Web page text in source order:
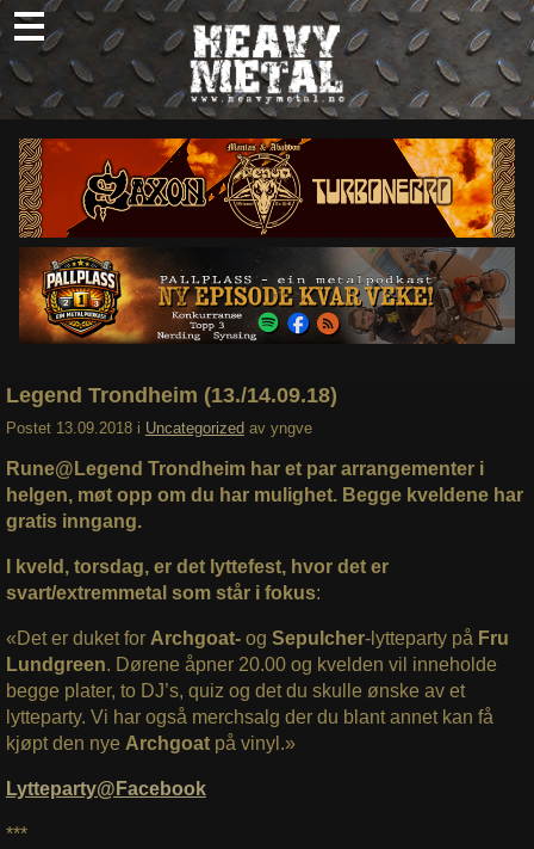
Skip
to
content
Nyheter
Omtaler
Intervjuer
Om oss
Abonner
Søk
Legend Trondheim (13./14.09.18)
Postet 13.09.2018 i Uncategorized av yngve
Rune@Legend Trondheim har et par arrangementer i
helgen, møt opp om du har mulighet. Begge kveldene har
gratis inngang.
I kveld, torsdag, er det lyttefest, hvor det er
svart/extremmetal som står i fokus:
«Det er duket for Archgoat- og Sepulcher-lytteparty på Fru
Lundgreen. Dørene åpner 20.00 og kvelden vil inneholde
begge plater, to DJ’s, quiz og det du skulle ønske av et
lytteparty. Vi har også merchsalg der du blant annet kan få
kjøpt den nye Archgoatpå vinyl.»
Lytteparty@Facebook
***